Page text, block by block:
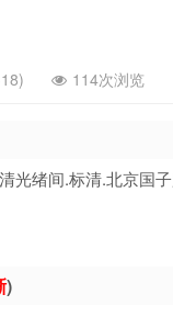
114次浏览
光绪间.标清.北京国
)